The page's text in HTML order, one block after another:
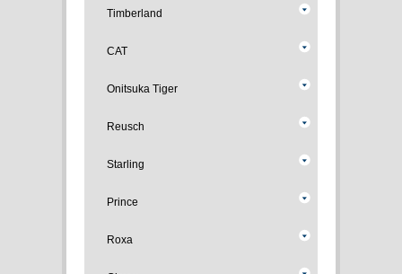
Timberland
CAT
Onitsuka Tiger
Reusch
Starling
Prince
Roxa